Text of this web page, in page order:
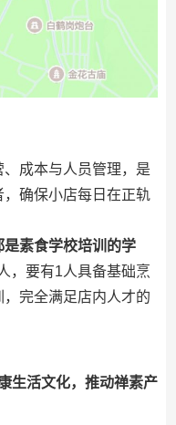
成本与人员管理，是
确保小店每日在正轨
素食学校培训的学
，要有1人具备基础烹
完全满足店内人才的
生活文化，推动禅素产